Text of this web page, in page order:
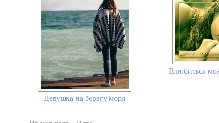
Девушка на берегу моря
Влюбиться